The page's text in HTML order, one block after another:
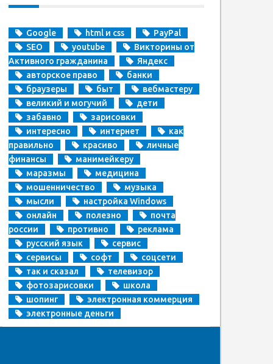
Google html и css
PayPal
SEO
youtube
Викторины от
Активного гражданина
Яндекс
авторское право
банки
браузеры
быт
вебмастеру
великий и могучий
дети
забавно
зарисовки
интересно
интернет
как
правильно
красиво
личные
финансы
манимейкеру
маразмы
медицина
мошенничество
музыка
мысли
настройка Windows
онлайн
полезно
почта
россии
противно
реклама
русский язык
сервис
сервисы
софт
соцсети
так и сказал
телевизор
фотозарисовки
школа
шопинг
электронная коммерция
электронные деньги